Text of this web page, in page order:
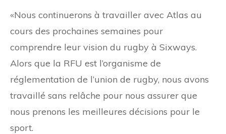
«Nous continuerons à travailler avec Atlas au
cours des prochaines semaines pour
comprendre leur vision du rugby à Sixways.
Alors que la RFU est l’organisme de
réglementation de l’union de rugby, nous avons
travaillé sans relâche pour nous assurer que
nous prenons les meilleures décisions pour le
sport.